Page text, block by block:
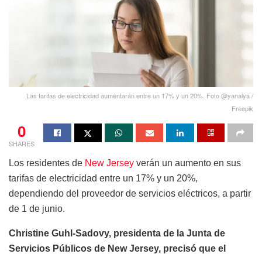
Las tarifas de electricidad aumentarán entre un 17% y un 20%. Foto @yanalya /
Freepik
0
SHARES
Los residentes de New Jersey verán un aumento en sus
tarifas de electricidad entre un 17% y un 20%,
dependiendo del proveedor de servicios eléctricos, a partir
de 1 de junio.
Christine Guhl-Sadovy, presidenta de la Junta de
Servicios Públicos de New Jersey, precisó que el